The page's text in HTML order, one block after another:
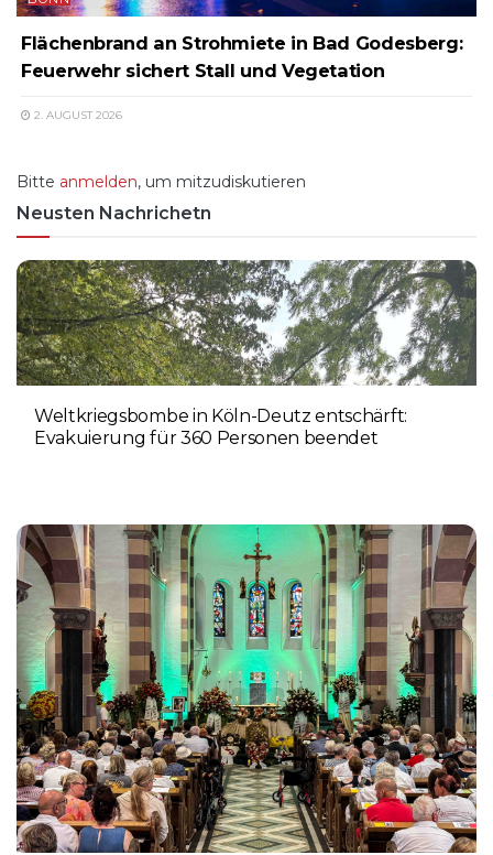
Flächenbrand an Strohmiete in Bad Godesberg:
Feuerwehr sichert Stall und Vegetation
2. AUGUST 2026
Bitte anmelden, um mitzudiskutieren
Neusten Nachrichetn
Weltkriegsbombe in Köln-Deutz entschärft:
Evakuierung für 360 Personen beendet